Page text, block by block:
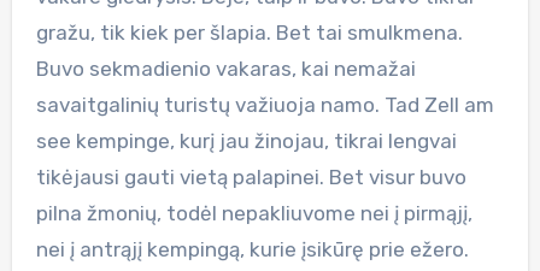
gražu, tik kiek per šlapia. Bet tai smulkmena.
Buvo sekmadienio vakaras, kai nemažai
savaitgalinių turistų važiuoja namo. Tad Zell am
see kempinge, kurį jau žinojau, tikrai lengvai
tikėjausi gauti vietą palapinei. Bet visur buvo
pilna žmonių, todėl nepakliuvome nei į pirmąjį,
nei į antrąjį kempingą, kurie įsikūrę prie ežero.